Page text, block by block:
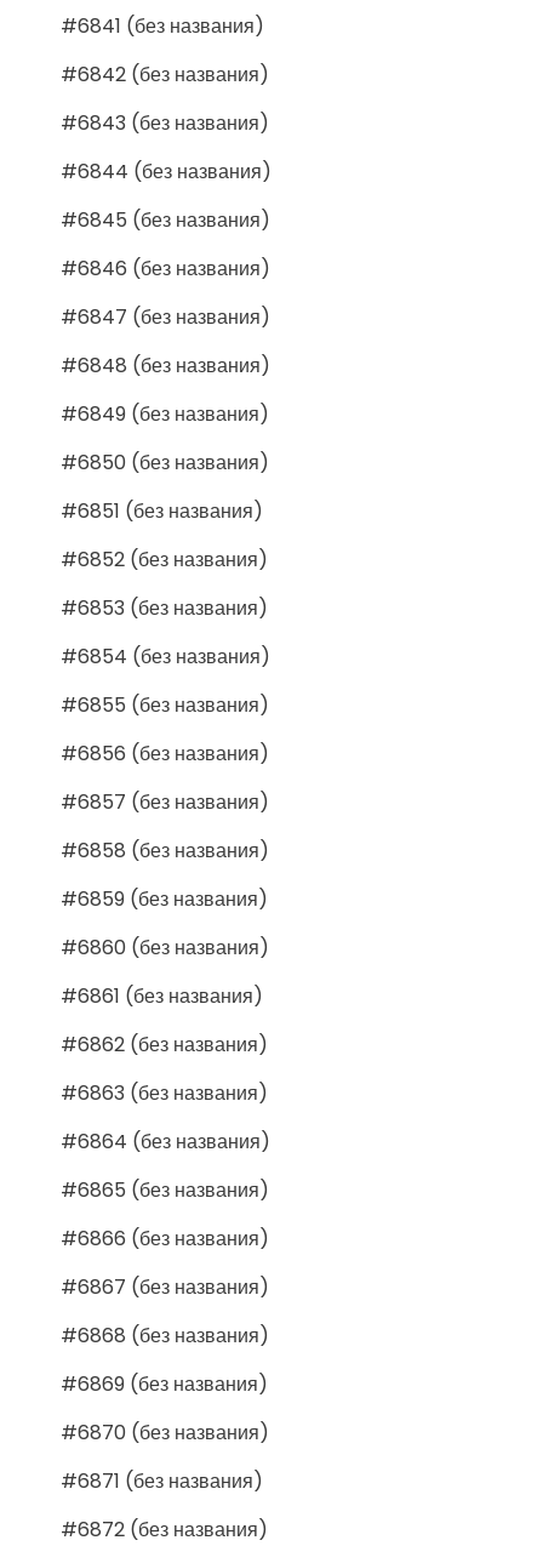
#6841 (без названия)
#6842 (без названия)
#6843 (без названия)
#6844 (без названия)
#6845 (без названия)
#6846 (без названия)
#6847 (без названия)
#6848 (без названия)
#6849 (без названия)
#6850 (без названия)
#6851 (без названия)
#6852 (без названия)
#6853 (без названия)
#6854 (без названия)
#6855 (без названия)
#6856 (без названия)
#6857 (без названия)
#6858 (без названия)
#6859 (без названия)
#6860 (без названия)
#6861 (без названия)
#6862 (без названия)
#6863 (без названия)
#6864 (без названия)
#6865 (без названия)
#6866 (без названия)
#6867 (без названия)
#6868 (без названия)
#6869 (без названия)
#6870 (без названия)
#6871 (без названия)
#6872 (без названия)